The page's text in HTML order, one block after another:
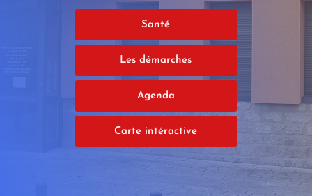
Santé
Les démarches
Agenda
Carte intéractive